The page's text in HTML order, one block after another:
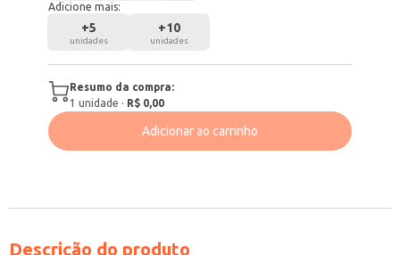
Adicione mais:
+5
unidades
+10
unidades
Resumo da compra:
1 unidade · R$ 0,00
Adicionar ao carrinho
Descrição do produto